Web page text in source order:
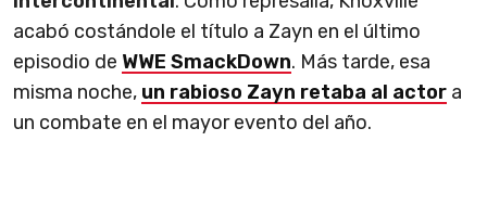
acabó costándole el título a Zayn en el último
episodio de WWE SmackDown. Más tarde, esa
misma noche, un rabioso Zayn retaba al actor a
un combate en el mayor evento del año.